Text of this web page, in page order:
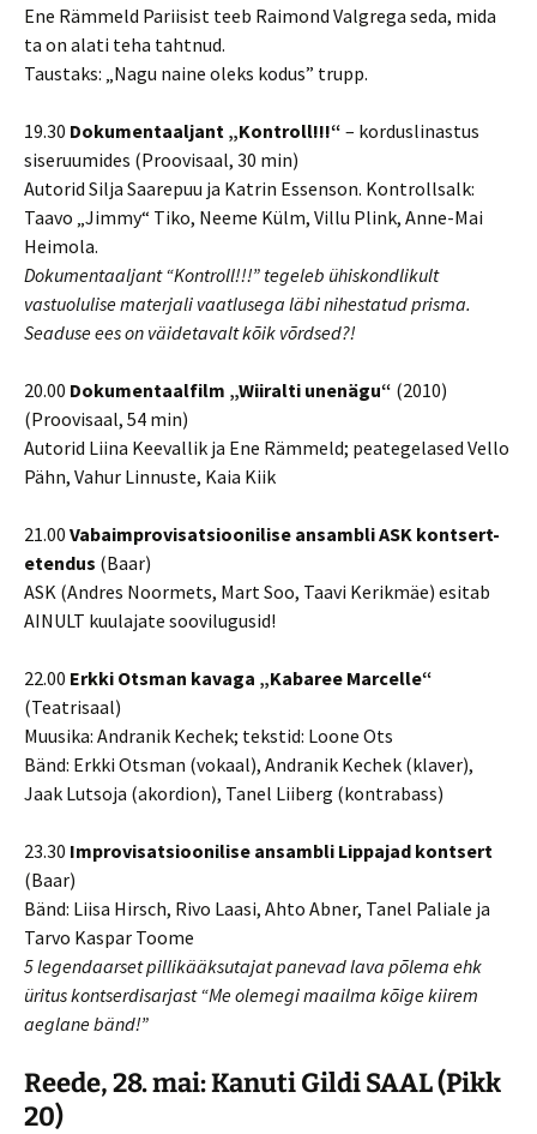
Ene Rämmeld Pariisist teeb Raimond Valgrega seda, mida
ta on alati teha tahtnud.
Taustaks: „Nagu naine oleks kodus” trupp.
19.30 Dokumentaaljant „Kontroll!!!“ – korduslinastus
siseruumides (Proovisaal, 30 min)
Autorid Silja Saarepuu ja Katrin Essenson. Kontrollsalk:
Taavo „Jimmy“ Tiko, Neeme Külm, Villu Plink, Anne-Mai
Heimola.
Dokumentaaljant “Kontroll!!!” tegeleb ühiskondlikult
vastuolulise materjali vaatlusega läbi nihestatud prisma.
Seaduse ees on väidetavalt kõik võrdsed?!
20.00 Dokumentaalfilm „Wiiralti unenägu“ (2010)
(Proovisaal, 54 min)
Autorid Liina Keevallik ja Ene Rämmeld; peategelased Vello
Pähn, Vahur Linnuste, Kaia Kiik
21.00 Vabaimprovisatsioonilise ansambli ASK kontsert-
etendus (Baar)
ASK (Andres Noormets, Mart Soo, Taavi Kerikmäe) esitab
AINULT kuulajate soovilugusid!
22.00 Erkki Otsman kavaga „Kabaree Marcelle“
(Teatrisaal)
Muusika: Andranik Kechek; tekstid: Loone Ots
Bänd: Erkki Otsman (vokaal), Andranik Kechek (klaver),
Jaak Lutsoja (akordion), Tanel Liiberg (kontrabass)
23.30 Improvisatsioonilise ansambli Lippajad kontsert
(Baar)
Bänd: Liisa Hirsch, Rivo Laasi, Ahto Abner, Tanel Paliale ja
Tarvo Kaspar Toome
5 legendaarset pillikääksutajat panevad lava põlema ehk
üritus kontserdisarjast “Me olemegi maailma kõige kiirem
aeglane bänd!”
Reede, 28. mai: Kanuti Gildi SAAL(Pikk
20)